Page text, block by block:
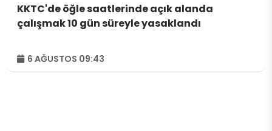
KKTC'de öğle saatlerinde açık alanda
çalışmak 10 gün süreyle yasaklandı
6 AĞUSTOS 09:43